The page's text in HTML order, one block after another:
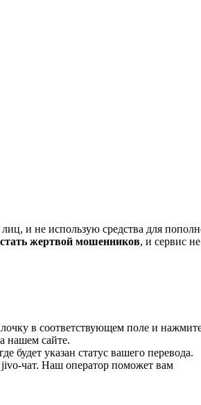
и не использую средства для
жертвой мошенников, и сервис
в соответствующем поле и
нашем сайте.
будет указан статус вашего перевода.
чат. Наш оператор поможет вам